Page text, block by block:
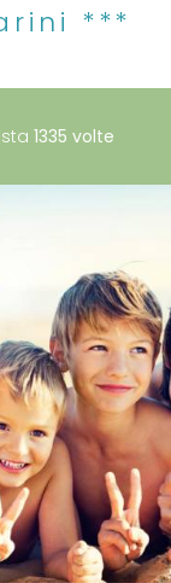
***
1335 volte